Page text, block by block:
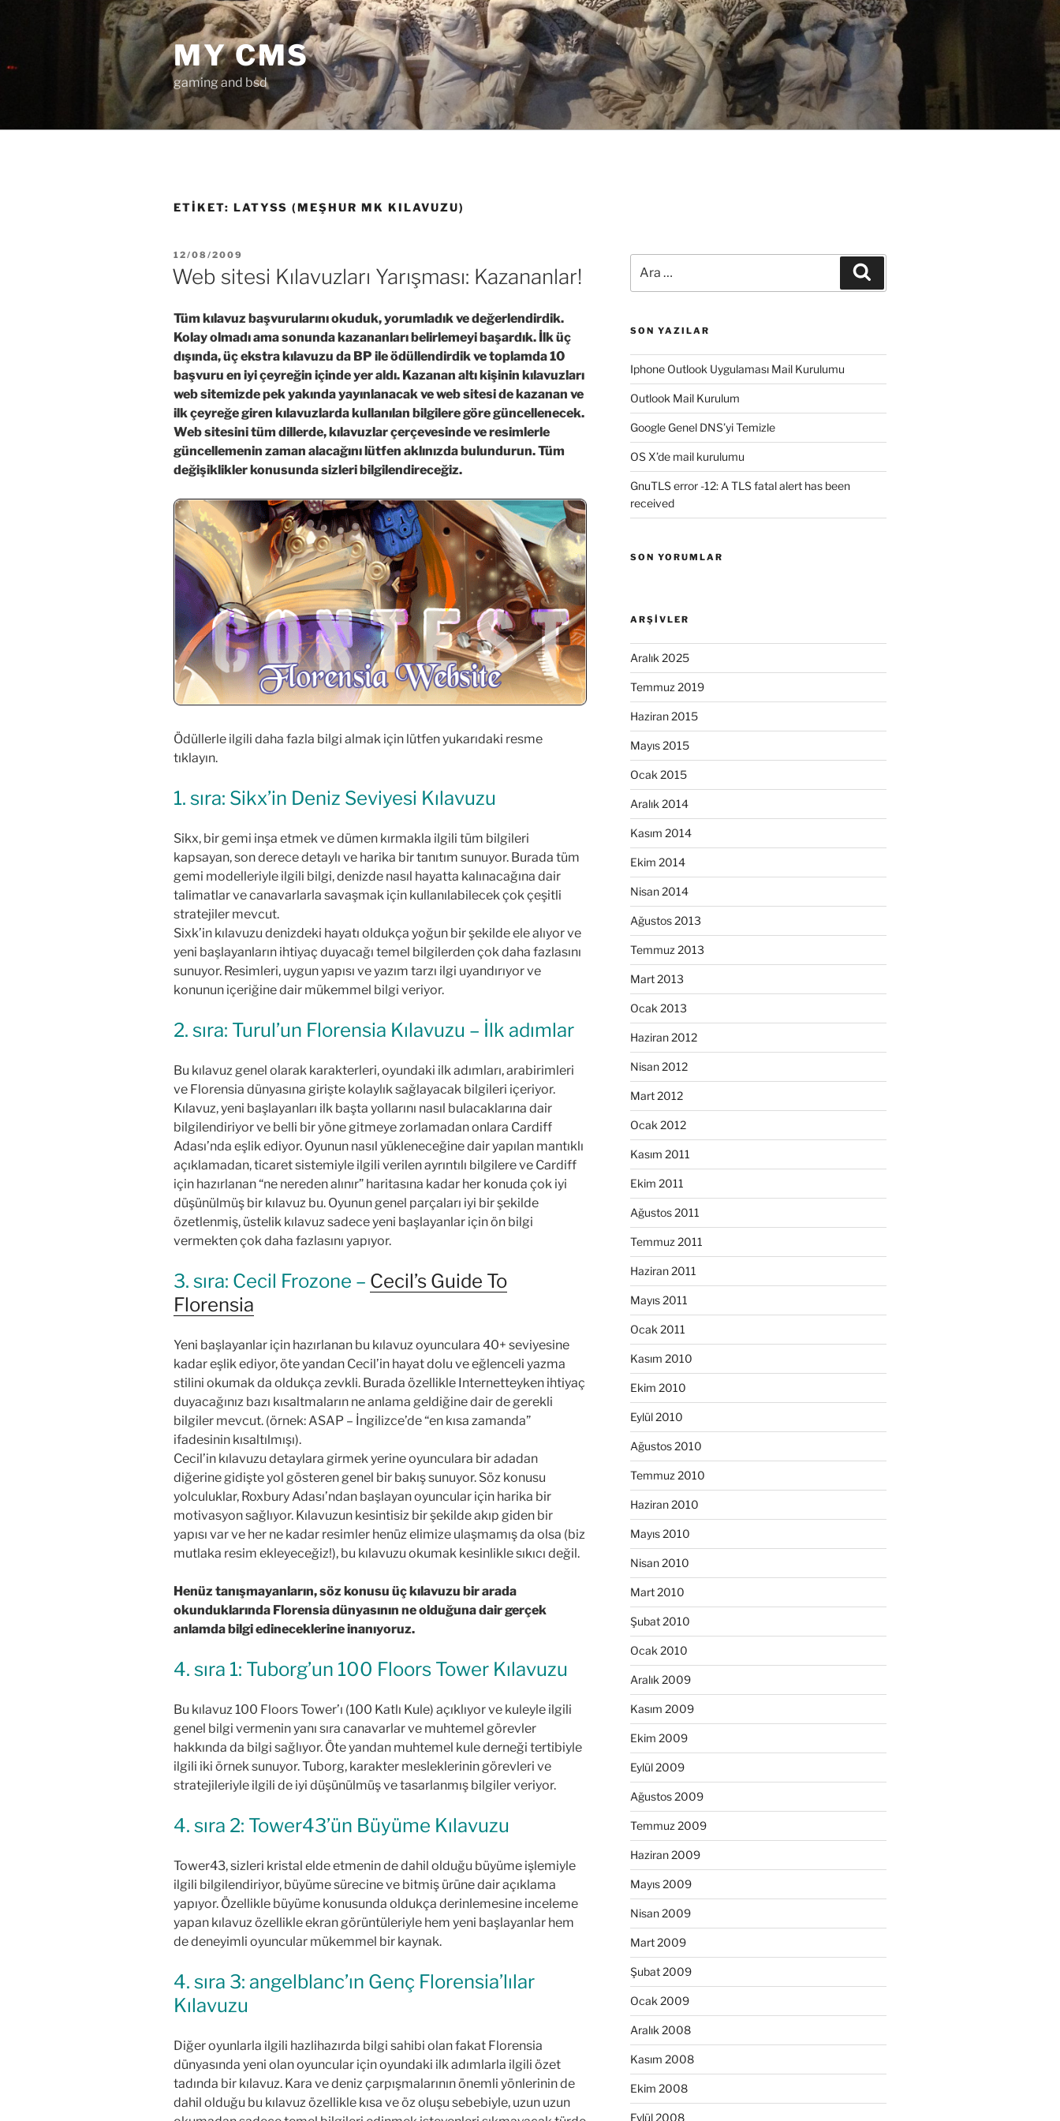
MY CMS
gaming and bsd
ETIKET: LATYSS (MEŞHUR MK KILAVUZU)
YAYIM
TARIHI
12/08/2009
Web sitesi Kılavuzları Yarışması: Kazananlar!
Tüm kılavuz başvurularını okuduk, yorumladık ve değerlendirdik.
Kolay olmadı ama sonunda kazananları belirlemeyi başardık. İlk üç
dışında, üç ekstra kılavuzu da BP ile ödüllendirdik ve toplamda 10
başvuru en iyi çeyreğin içinde yer aldı. Kazanan altı kişinin kılavuzları
web sitemizde pek yakında yayınlanacak ve web sitesi de kazanan ve
ilk çeyreğe giren kılavuzlarda kullanılan bilgilere göre güncellenecek.
Web sitesini tüm dillerde, kılavuzlar çerçevesinde ve resimlerle
güncellemenin zaman alacağını lütfen aklınızda bulundurun. Tüm
değişiklikler konusunda sizleri bilgilendireceğiz.
Ödüllerle ilgili daha fazla bilgi almak için lütfen yukarıdaki resme
tıklayın.
1. sıra: Sikx’in Deniz Seviyesi Kılavuzu
Sikx, bir gemi inşa etmek ve dümen kırmakla ilgili tüm bilgileri
kapsayan, son derece detaylı ve harika bir tanıtım sunuyor. Burada tüm
gemi modelleriyle ilgili bilgi, denizde nasıl hayatta kalınacağına dair
talimatlar ve canavarlarla savaşmak için kullanılabilecek çok çeşitli
stratejiler mevcut.
Sixk’in kılavuzu denizdeki hayatı oldukça yoğun bir şekilde ele alıyor ve
yeni başlayanların ihtiyaç duyacağı temel bilgilerden çok daha fazlasını
sunuyor. Resimleri, uygun yapısı ve yazım tarzı ilgi uyandırıyor ve
konunun içeriğine dair mükemmel bilgi veriyor.
2. sıra: Turul’un Florensia Kılavuzu – İlk adımlar
Bu kılavuz genel olarak karakterleri, oyundaki ilk adımları, arabirimleri
ve Florensia dünyasına girişte kolaylık sağlayacak bilgileri içeriyor.
Kılavuz, yeni başlayanları ilk başta yollarını nasıl bulacaklarına dair
bilgilendiriyor ve belli bir yöne gitmeye zorlamadan onlara Cardiff
Adası’nda eşlik ediyor. Oyunun nasıl yükleneceğine dair yapılan mantıklı
açıklamadan, ticaret sistemiyle ilgili verilen ayrıntılı bilgilere ve Cardiff
için hazırlanan “ne nereden alınır” haritasına kadar her konuda çok iyi
düşünülmüş bir kılavuz bu. Oyunun genel parçaları iyi bir şekilde
özetlenmiş, üstelik kılavuz sadece yeni başlayanlar için ön bilgi
vermekten çok daha fazlasını yapıyor.
3. sıra: Cecil Frozone – Cecil’s Guide To
Florensia
Yeni başlayanlar için hazırlanan bu kılavuz oyunculara 40+ seviyesine
kadar eşlik ediyor, öte yandan Cecil’in hayat dolu ve eğlenceli yazma
stilini okumak da oldukça zevkli. Burada özellikle Internetteyken ihtiyaç
duyacağınız bazı kısaltmaların ne anlama geldiğine dair de gerekli
bilgiler mevcut. (örnek: ASAP – İngilizce’de “en kısa zamanda”
ifadesinin kısaltılmışı).
Cecil’in kılavuzu detaylara girmek yerine oyunculara bir adadan
diğerine gidişte yol gösteren genel bir bakış sunuyor. Söz konusu
yolculuklar, Roxbury Adası’ndan başlayan oyuncular için harika bir
motivasyon sağlıyor. Kılavuzun kesintisiz bir şekilde akıp giden bir
yapısı var ve her ne kadar resimler henüz elimize ulaşmamış da olsa (biz
mutlaka resim ekleyeceğiz!), bu kılavuzu okumak kesinlikle sıkıcı değil.
Henüz tanışmayanların, söz konusu üç kılavuzu bir arada
okunduklarında Florensia dünyasının ne olduğuna dair gerçek
anlamda bilgi edineceklerine inanıyoruz.
4. sıra 1: Tuborg’un 100 Floors Tower Kılavuzu
Bu kılavuz 100 Floors Tower’ı (100 Katlı Kule) açıklıyor ve kuleyle ilgili
genel bilgi vermenin yanı sıra canavarlar ve muhtemel görevler
hakkında da bilgi sağlıyor. Öte yandan muhtemel kule derneği tertibiyle
ilgili iki örnek sunuyor. Tuborg, karakter mesleklerinin görevleri ve
stratejileriyle ilgili de iyi düşünülmüş ve tasarlanmış bilgiler veriyor.
4. sıra 2: Tower43’ün Büyüme Kılavuzu
Tower43, sizleri kristal elde etmenin de dahil olduğu büyüme işlemiyle
ilgili bilgilendiriyor, büyüme sürecine ve bitmiş ürüne dair açıklama
yapıyor. Özellikle büyüme konusunda oldukça derinlemesine inceleme
yapan kılavuz özellikle ekran görüntüleriyle hem yeni başlayanlar hem
de deneyimli oyuncular mükemmel bir kaynak.
4. sıra 3: angelblanc’ın Genç Florensia’lılar
Kılavuzu
Diğer oyunlarla ilgili hazlihazırda bilgi sahibi olan fakat Florensia
dünyasında yeni olan oyuncular için oyundaki ilk adımlarla ilgili özet
tadında bir kılavuz. Kara ve deniz çarpışmalarının önemli yönlerinin de
dahil olduğu bu kılavuz özellikle kısa ve öz oluşu sebebiyle, uzun uzun
SON YAZILAR
Iphone Outlook Uygulaması Mail Kurulumu
Outlook Mail Kurulum
Google Genel DNS’yi Temizle
OS X’de mail kurulumu
GnuTLS error -12: A TLS fatal alert has been
received
SON YORUMLAR
ARŞIVLER
Aralık 2025
Temmuz 2019
Haziran 2015
Mayıs 2015
Ocak 2015
Aralık 2014
Kasım 2014
Ekim 2014
Nisan 2014
Ağustos 2013
Temmuz 2013
Mart 2013
Ocak 2013
Haziran 2012
Nisan 2012
Mart 2012
Ocak 2012
Kasım 2011
Ekim 2011
Ağustos 2011
Temmuz 2011
Haziran 2011
Mayıs 2011
Ocak 2011
Kasım 2010
Ekim 2010
Eylül 2010
Ağustos 2010
Temmuz 2010
Haziran 2010
Mayıs 2010
Nisan 2010
Mart 2010
Şubat 2010
Ocak 2010
Aralık 2009
Kasım 2009
Ekim 2009
Eylül 2009
Ağustos 2009
Temmuz 2009
Haziran 2009
Mayıs 2009
Nisan 2009
Mart 2009
Şubat 2009
Ocak 2009
Aralık 2008
Kasım 2008
Ekim 2008
Eylül 2008